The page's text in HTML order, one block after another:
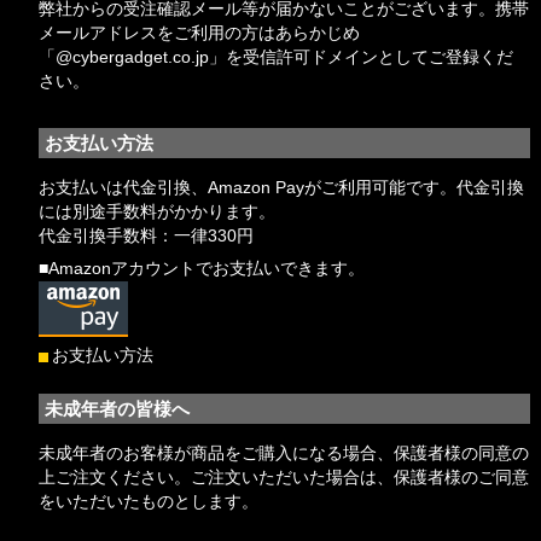
弊社からの受注確認メール等が届かないことがございます。携帯
メールアドレスをご利用の方はあらかじめ
「@cybergadget.co.jp」を受信許可ドメインとしてご登録くだ
さい。
お支払い方法
お支払いは代金引換、Amazon Payがご利用可能です。代金引換
には別途手数料がかかります。
代金引換手数料：一律330円
■Amazonアカウントでお支払いできます。
お支払い方法
未成年者の皆様へ
未成年者のお客様が商品をご購入になる場合、保護者様の同意の
上ご注文ください。ご注文いただいた場合は、保護者様のご同意
をいただいたものとします。